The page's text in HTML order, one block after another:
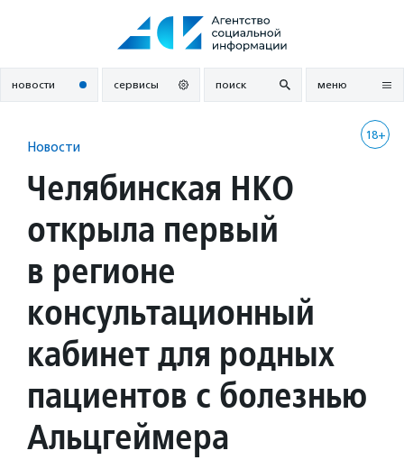
новости сервисы поиск меню
18+
Новости
Челябинская НКО
открыла первый
в регионе
консультационный
кабинет для родных
пациентов с болезнью
Альцгеймера